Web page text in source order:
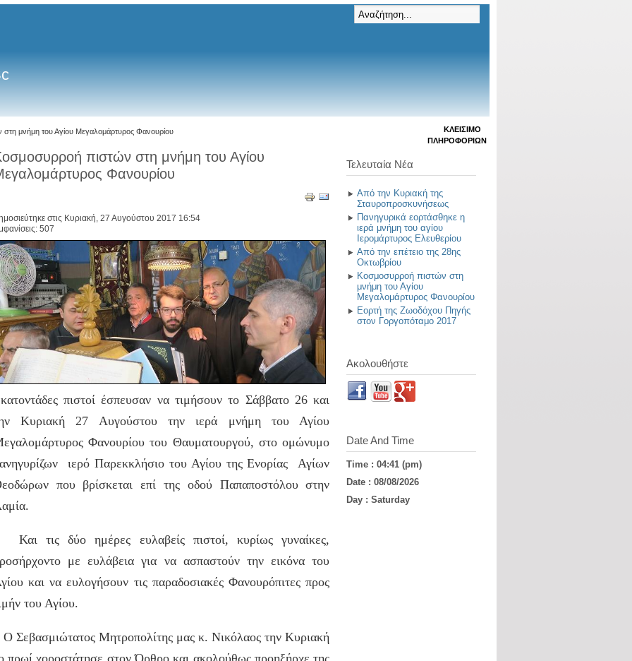
μνήμη του Αγίου Μεγαλομάρτυρος Φανουρίου
πιστών στη μνήμη του Αγίου
Φανουρίου
στις Κυριακή, 27 Αυγούστου 2017 16:54
507
πιστοί έσπευσαν να τιμήσουν το Σάββατο 26 και
Κυριακή 27 Αυγούστου την ιερά μνήμη του Αγίου
Φανουρίου του Θαυματουργού, στο ομώνυμο
ιερό Παρεκκλήσιο του Αγίου της Ενορίας Αγίων
που βρίσκεται επί της οδού Παπαποστόλου στην
Και τις δύο ημέρες ευλαβείς πιστοί, κυρίως γυναίκες,
με ευλάβεια για να ασπαστούν την εικόνα του
και να ευλογήσουν τις παραδοσιακές Φανουρόπιτες προς
του Αγίου.
Ο Σεβασμιώτατος Μητροπολίτης μας κ. Νικόλαος την Κυριακή
ΚΛΕΊΣΙΜΟ
ΠΛΗΡΟΦΟΡΙΏΝ
Τελευταία Νέα
Από την Κυριακή της
Σταυροπροσκυνήσεως
Πανηγυρικά εορτάσθηκε η
ιερά μνήμη του αγίου
Ιερομάρτυρος Ελευθερίου
Από την επέτειο της 28ης
Οκτωβρίου
Κοσμοσυρροή πιστών στη
μνήμη του Αγίου
Μεγαλομάρτυρος Φανουρίου
Εορτή της Ζωοδόχου Πηγής
στον Γοργοπόταμο 2017
Ακολουθήστε
Date And Time
Time : 04:41 (pm)
Date : 08/08/2026
Day : Saturday